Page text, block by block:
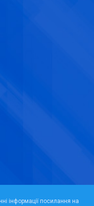
інформації посилання на